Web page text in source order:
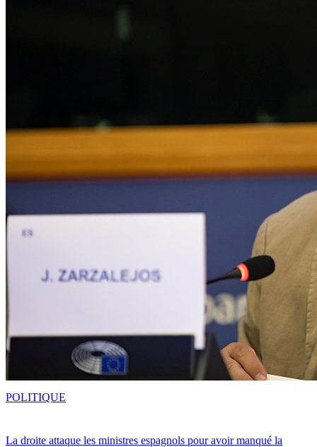
La droite attaque les ministres espagnols pour avoir manqué la
POLITIQUE